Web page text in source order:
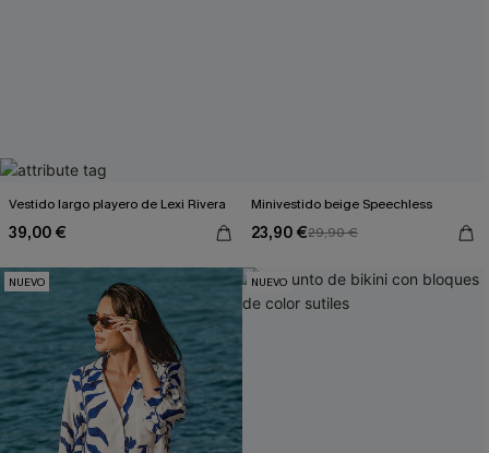
Vestido largo playero de Lexi Rivera
39,00 €
Minivestido beige Speechless
23,90 €29,90 €
NUEVO NUEVO